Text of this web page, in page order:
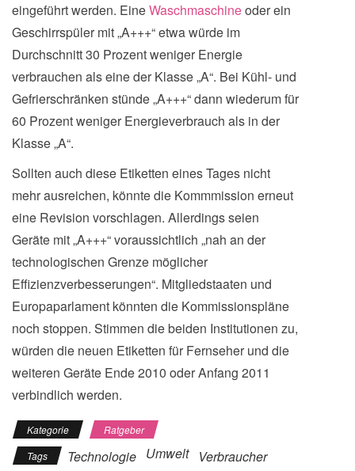
eingeführt werden. EineWaschmaschineoder ein
Geschirrspüler mit „A+++“ etwa würde im
Durchschnitt 30 Prozent weniger Energie
verbrauchen als eine der Klasse „A“. Bei Kühl- und
Gefrierschränken stünde „A+++“ dann wiederum für
60 Prozent weniger Energieverbrauch als in der
Klasse „A“.
Sollten auch diese Etiketten eines Tages nicht
mehr ausreichen, könnte die Kommmission erneut
eine Revision vorschlagen. Allerdings seien
Geräte mit „A+++“ voraussichtlich „nah an der
technologischen Grenze möglicher
Effizienzverbesserungen“. Mitgliedstaaten und
Europaparlament könnten die Kommissionspläne
noch stoppen. Stimmen die beiden Institutionen zu,
würden die neuen Etiketten für Fernseher und die
weiteren Geräte Ende 2010 oder Anfang 2011
verbindlich werden.
Kategorie
Ratgeber
Tags
Technologie Umwelt Verbraucher